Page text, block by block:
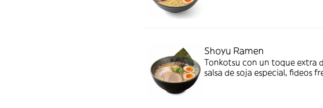
Shoyu Ramen
Tonkotsu con un toque extra
salsa de soja especial, fideos